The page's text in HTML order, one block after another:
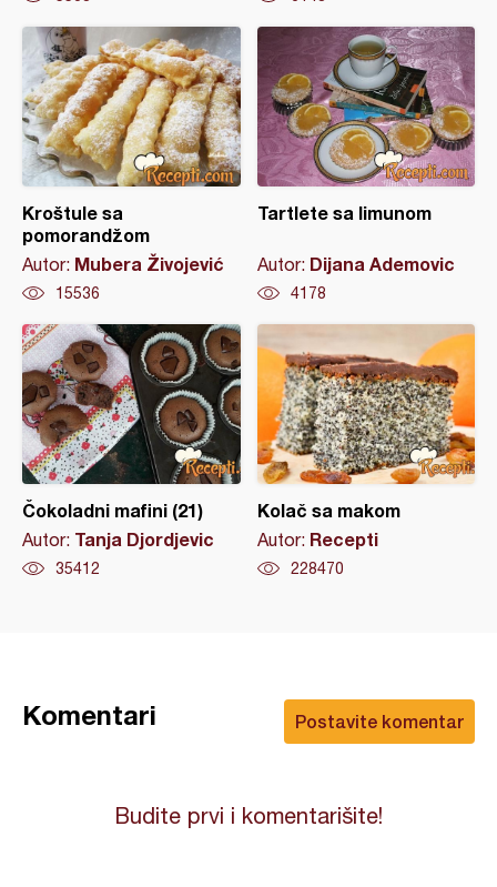
Kroštule sa
pomorandžom
Autor: Mubera Živojević
15536
Tartlete sa limunom
Autor: Dijana Ademovic
4178
Čokoladni mafini (21)
Autor: Tanja Djordjevic
35412
Kolač sa makom
Autor: Recepti
228470
Postavite komentar
Komentari
Budite prvi i komentarišite!